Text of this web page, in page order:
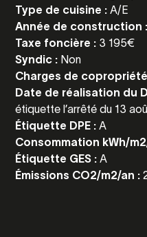
Type de cuisine :A/E
Année de construction
Taxe foncière : 3 195€
Syndic : Non
Charges de
Date de réalisation du
étiquette l’arrêté du 13
Étiquette DPE :A
Consommation kWh/
Étiquette GES :A
Émissions CO2/m2/an :